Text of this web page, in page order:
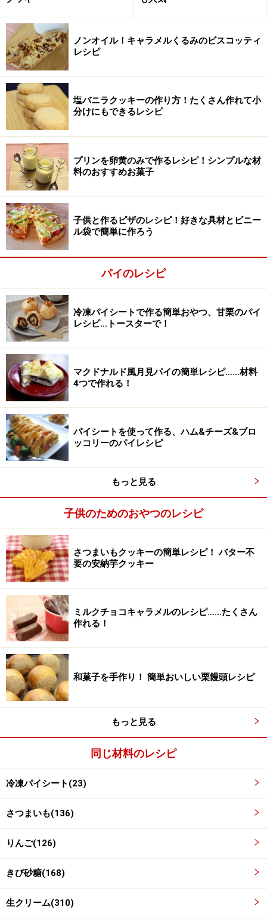
2
さつまいもを1.5cmほどの輪切りにし、蒸します。
10分ほどで蒸し上がります。竹串を刺してみてなにも付
いてこなければOK。
3
りんごを4等分し、薄い銀杏切りにします。
あとで並べる時使いやすいようにまとめておきましょ
ノンオイル！キャラメルくるみのビスコッティ
レシピ
塩バニラクッキーの作り方！たくさん作れて小
分けにもできるレシピ
プリンを卵黄のみで作るレシピ！シンプルな材
料のおすすめお菓子
子供と作るピザのレシピ！好きな具材とビニー
ル袋で簡単に作ろう
パイのレシピ
冷凍パイシートで作る簡単おやつ、甘栗のパイ
レシピ…トースターで！
マクドナルド風月見パイの簡単レシピ……材料
4つで作れる！
パイシートを使って作る、ハム&チーズ&ブロ
ッコリーのパイレシピ
もっと見る
子供のためのおやつのレシピ
さつまいもクッキーの簡単レシピ！ バター不
要の安納芋クッキー
ミルクチョコキャラメルのレシピ……たくさん
作れる！
和菓子を手作り！ 簡単おいしい栗饅頭レシピ
もっと見る
同じ材料のレシピ
冷凍パイシート(23)
さつまいも(136)
りんご(126)
きび砂糖(168)
生クリーム(310)